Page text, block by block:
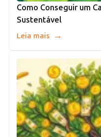
Como Conseguir um
Sustentável
Leia mais →